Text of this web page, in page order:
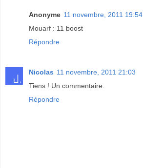
Anonyme 11 novembre, 2011 19:54
Mouarf : 11 boost
Répondre
Nicolas 11 novembre, 2011 21:03
Tiens ! Un commentaire.
Répondre